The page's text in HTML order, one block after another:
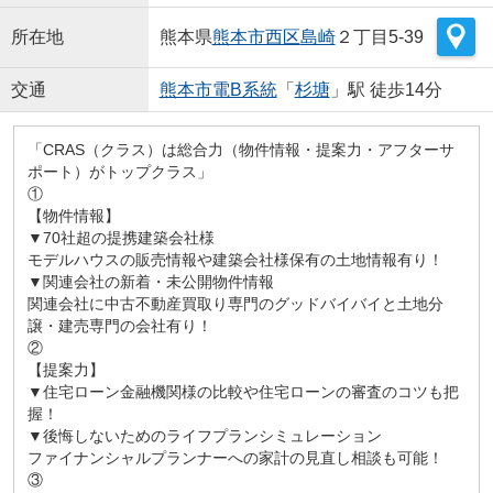
所在地 熊本県熊本市西区島崎２丁目5-39
交通 熊本市電B系統「 杉塘」駅 徒歩14分
「CRAS（クラス）は総合力（物件情報・提案力・アフターサ
ポート）がトップクラス」
①
【物件情報】
▼70社超の提携建築会社様
モデルハウスの販売情報や建築会社様保有の土地情報有り！
▼関連会社の新着・未公開物件情報
関連会社に中古不動産買取り専門のグッドバイバイと土地分
譲・建売専門の会社有り！
②
【提案力】
▼住宅ローン金融機関様の比較や住宅ローンの審査のコツも把
握！
▼後悔しないためのライフプランシミュレーション
ファイナンシャルプランナーへの家計の見直し相談も可能！
③